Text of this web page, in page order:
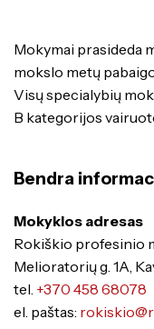
Centro
Veiklos
Istorija
poreikių
PUPP
Vairuotojų pirminis
Traktorininkų
Mokymai prasideda
mokslo metų
Visų specialybių
B kategorijos
Bendra
Mokyklos adresas
Rokiškio profesinio
Melioratorių g. 1A,
tel. +370 458 68078
el. paštas: